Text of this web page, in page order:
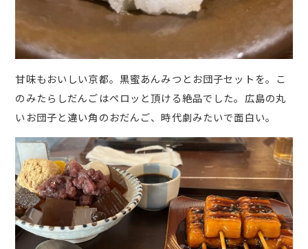
甘味もおいしい京都。黒蜜あんみつとお団子セットを。こ
のみたらしだんごはペロッと頂ける絶品でした。広島の丸
いお団子と違い角のおだんご、時代劇みたいで面白い。